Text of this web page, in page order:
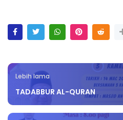
Lebih lama
TADABBUR AL-QURAN